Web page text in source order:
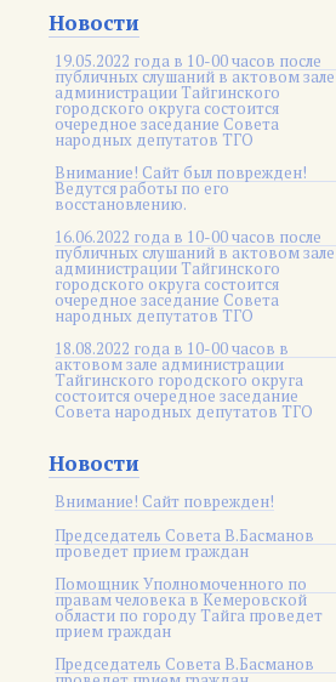
Новости
19.05.2022 года в 10-00 часов после
публичных слушаний в актовом зале
администрации Тайгинского
городского округа состоится
очередное заседание Совета
народных депутатов ТГО
Внимание! Сайт был поврежден!
Ведутся работы по его
восстановлению.
16.06.2022 года в 10-00 часов после
публичных слушаний в актовом зале
администрации Тайгинского
городского округа состоится
очередное заседание Совета
народных депутатов ТГО
18.08.2022 года в 10-00 часов в
актовом зале администрации
Тайгинского городского округа
состоится очередное заседание
Совета народных депутатов ТГО
Новости
Внимание! Сайт поврежден!
Председатель Совета В.Басманов
проведет прием граждан
Помощник Уполномоченного по
правам человека в Кемеровской
области по городу Тайга проведет
прием граждан
Председатель Совета В.Басманов